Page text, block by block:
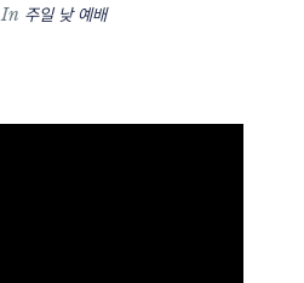
In 주일 낮 예배